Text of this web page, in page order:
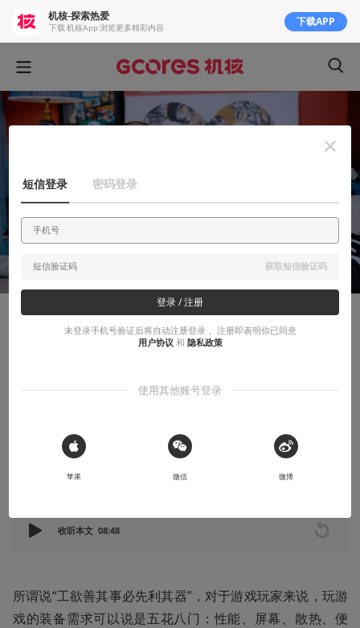
核游戏装备访谈录之一
势不可挡的肖尔 2023-05-23
收听本文 08:48
所谓说“工欲善其事必先利其器”，对于游戏玩家来说，玩游
戏的装备需求可以说是五花八门：性能、屏幕、散热、便
机核-探索热爱
下载 机核App 浏览更多精彩内容 下载APP
短信登录 密码登录
获取短信验证码
登录 / 注册
未登录手机号验证后将自动注册登录， 注册即表明你已同意
用户协议 和 隐私政策
使用其他账号登录
 Sign in with Apple
苹果 微信 微博